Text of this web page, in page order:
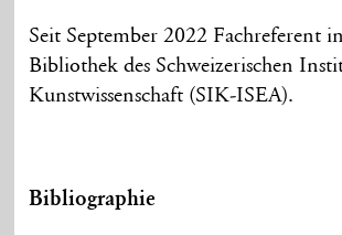
Seit September 2022 Fachreferent
Bibliothek des Schweizerischen
Kunstwissenschaft (SIK-ISEA).
Bibliographie